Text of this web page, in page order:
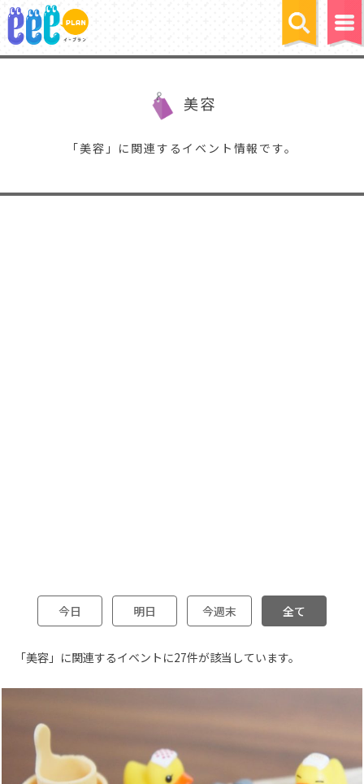
美容
「美容」に関連するイベント情報です。
今日 明日 今週末 全て
「美容」に関連するイベントに27件が該当しています。